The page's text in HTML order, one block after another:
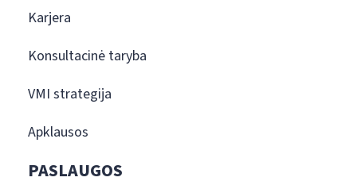
Karjera
Konsultacinė taryba
VMI strategija
Apklausos
PASLAUGOS